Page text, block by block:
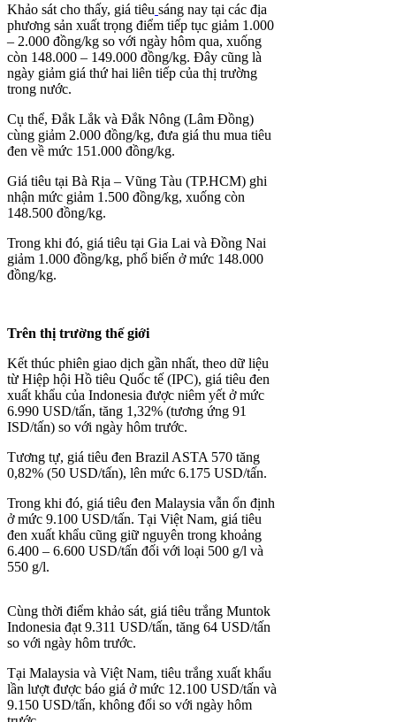
Khảo sát cho thấy, giá tiêu sáng nay tại các địa
phương sản xuất trọng điểm tiếp tục giảm 1.000
– 2.000 đồng/kg so với ngày hôm qua, xuống
còn 148.000 – 149.000 đồng/kg. Đây cũng là
ngày giảm giá thứ hai liên tiếp của thị trường
trong nước.
Cụ thể, Đắk Lắk và Đắk Nông (Lâm Đồng)
cùng giảm 2.000 đồng/kg, đưa giá thu mua tiêu
đen về mức 151.000 đồng/kg.
Giá tiêu tại Bà Rịa – Vũng Tàu (TP.HCM) ghi
nhận mức giảm 1.500 đồng/kg, xuống còn
148.500 đồng/kg.
Trong khi đó, giá tiêu tại Gia Lai và Đồng Nai
giảm 1.000 đồng/kg, phổ biến ở mức 148.000
đồng/kg.
Trên thị trường thế giới
Kết thúc phiên giao dịch gần nhất, theo dữ liệu
từ Hiệp hội Hồ tiêu Quốc tế (IPC), giá tiêu đen
xuất khẩu của Indonesia được niêm yết ở mức
6.990 USD/tấn, tăng 1,32% (tương ứng 91
ISD/tấn) so với ngày hôm trước.
Tương tự, giá tiêu đen Brazil ASTA 570 tăng
0,82% (50 USD/tấn), lên mức 6.175 USD/tấn.
Trong khi đó, giá tiêu đen Malaysia vẫn ổn định
ở mức 9.100 USD/tấn. Tại Việt Nam, giá tiêu
đen xuất khẩu cũng giữ nguyên trong khoảng
6.400 – 6.600 USD/tấn đối với loại 500 g/l và
550 g/l.
Cùng thời điểm khảo sát, giá tiêu trắng Muntok
Indonesia đạt 9.311 USD/tấn, tăng 64 USD/tấn
so với ngày hôm trước.
Tại Malaysia và Việt Nam, tiêu trắng xuất khẩu
lần lượt được báo giá ở mức 12.100 USD/tấn và
9.150 USD/tấn, không đổi so với ngày hôm